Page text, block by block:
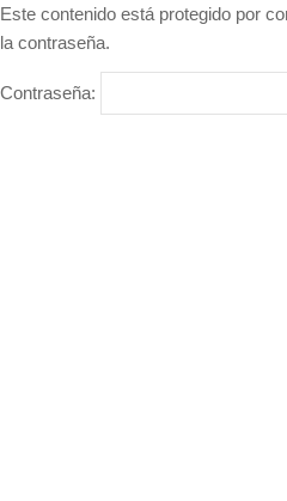
Este contenido está protegido por
la contraseña.
Contraseña: